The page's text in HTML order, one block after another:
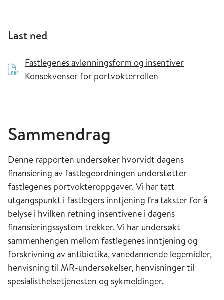
Last ned
Fastlegenes avlønningsform og insentiver
Konsekvenser for portvokterrollen
Sammendrag
Denne rapporten undersøker hvorvidt dagens
finansiering av fastlegeordningen understøtter
fastlegenes portvokteroppgaver. Vi har tatt
utgangspunkt i fastlegers inntjening fra takster for å
belyse i hvilken retning insentivene i dagens
finansieringssystem trekker. Vi har undersøkt
sammenhengen mellom fastlegenes inntjening og
forskrivning av antibiotika, vanedannende legemidler,
henvisning til MR-undersøkelser, henvisninger til
spesialisthelsetjenesten og sykmeldinger.